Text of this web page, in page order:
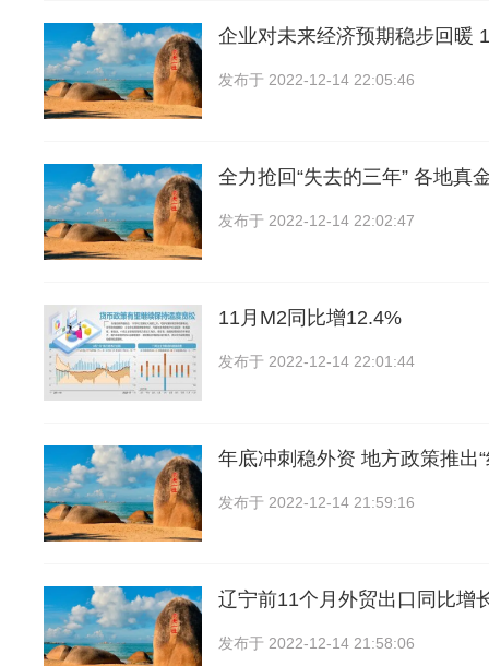
企业对未来经济预期稳步回暖
发布于 2022-12-14 22:05:46
全力抢回“失去的三年” 各地真
发布于 2022-12-14 22:02:47
11月M2同比增12.4%
发布于 2022-12-14 22:01:44
年底冲刺稳外资 地方政策推出“
发布于 2022-12-14 21:59:16
辽宁前11个月外贸出口同比增
发布于 2022-12-14 21:58:06